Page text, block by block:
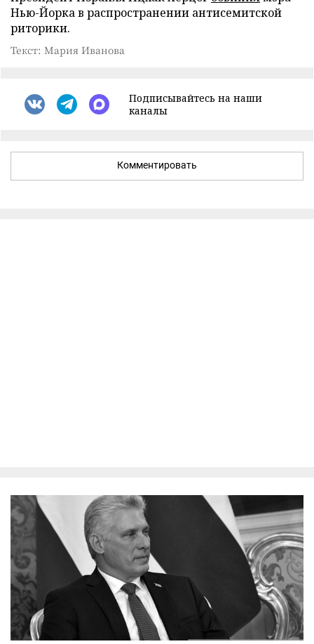
Нью-Йорка в распространении антисемитской
риторики.
Текст: Мария Иванова
Подписывайтесь на наши
каналы
Комментировать